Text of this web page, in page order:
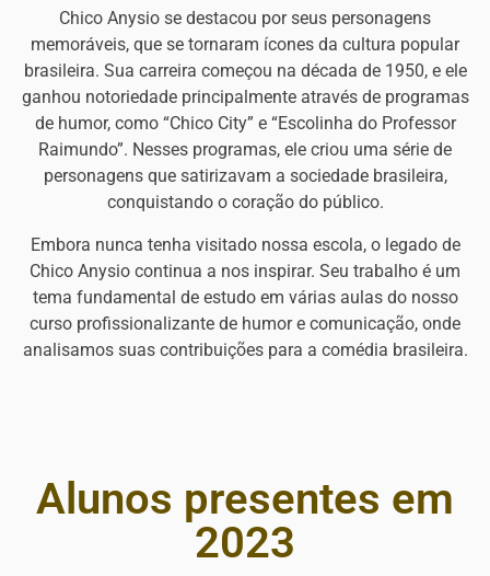
Chico Anysio se destacou por seus personagens
memoráveis, que se tornaram ícones da cultura popular
brasileira. Sua carreira começou na década de 1950, e ele
ganhou notoriedade principalmente através de programas
de humor, como “Chico City” e “Escolinha do Professor
Raimundo”. Nesses programas, ele criou uma série de
personagens que satirizavam a sociedade brasileira,
conquistando o coração do público.
Embora nunca tenha visitado nossa escola, o legado de
Chico Anysio continua a nos inspirar. Seu trabalho é um
tema fundamental de estudo em várias aulas do nosso
curso profissionalizante de humor e comunicação, onde
analisamos suas contribuições para a comédia brasileira.
Alunos presentes em
2023